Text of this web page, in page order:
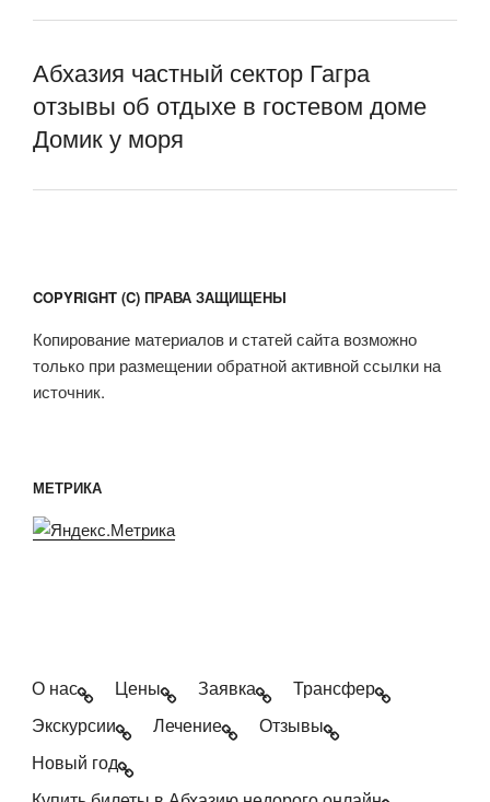
Абхазия частный сектор Гагра
отзывы об отдыхе в гостевом доме
Домик у моря
COPYRIGHT (C) ПРАВА ЗАЩИЩЕНЫ
Копирование материалов и статей сайта возможно
только при размещении обратной активной ссылки на
источник.
МЕТРИКА
О нас Цены Заявка
Трансфер
Экскурсии
Лечение
Отзывы
Новый год